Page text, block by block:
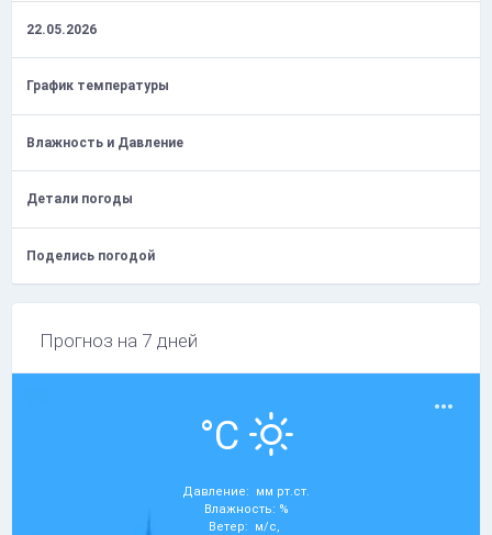
22.05.2026
График температуры
Влажность и Давление
Детали погоды
Поделись погодой
Прогноз на 7 дней
°C
Давление: мм рт.ст.
Влажность: %
Ветер: м/с,